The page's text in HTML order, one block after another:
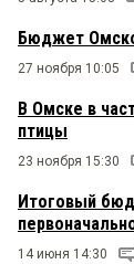
Бюджет
27 ноября 10:05
В Омске в
птицы
23 ноября 15:30
Итоговый
14 июня 14:30